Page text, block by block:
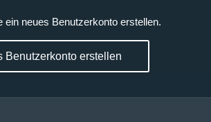
ein neues Benutzerkonto erstellen.
Benutzerkonto erstellen